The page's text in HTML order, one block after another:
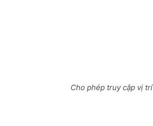
Cho phép truy cập vị trí